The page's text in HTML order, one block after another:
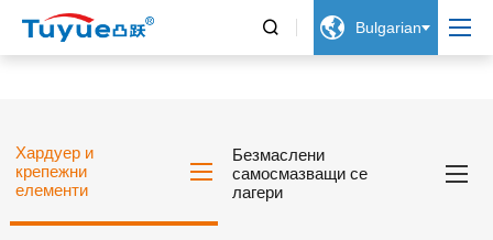
  Bulgarian
Хардуер и
крепежни
елементи
Безмаслени
самосмазващи се
лагери